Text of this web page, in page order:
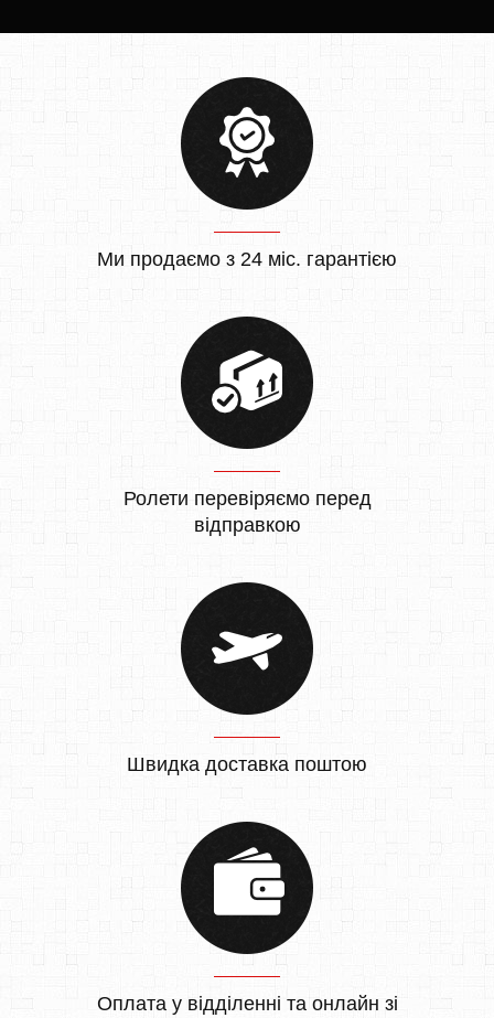
Ми продаємо з 24 міс. гарантією
Ролети перевіряємо перед
відправкою
Швидка доставка поштою
Оплата у відділенні та онлайн зі